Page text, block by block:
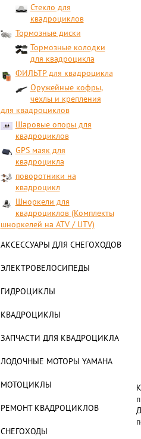
Стекло для
квадроциклов
Тормозные диски
Тормозные колодки
для квадроцикла
ФИЛЬТР для квадроцикла
Оружейные кофры,
чехлы и крепления
для квадроциклов
Шаровые опоры для
квадроциклов
GPS маяк для
квадроцикла
поворотники на
квадроцикл
Шноркели для
квадроциклов (Комплекты
шноркелей на ATV / UTV)
АКСЕССУАРЫ ДЛЯ СНЕГОХОДОВ
ЭЛЕКТРОВЕЛОСИПЕДЫ
ГИДРОЦИКЛЫ
КВАДРОЦИКЛЫ
ЗАПЧАСТИ ДЛЯ КВАДРОЦИКЛА
ЛОДОЧНЫЕ МОТОРЫ YAMAHA
МОТОЦИКЛЫ
РЕМОНТ КВАДРОЦИКЛОВ
СНЕГОХОДЫ